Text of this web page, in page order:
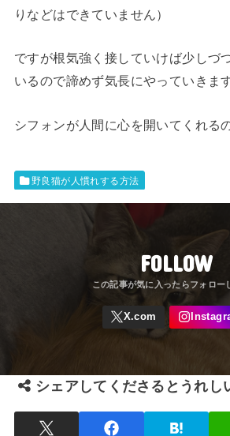
りなどはできていません）
ですが根気強く接していけば少しづ
いるので諦めず気長にやっていきま
シフォンが人間に心を開いてくれる
野良猫が人慣れする方法
FOLLOW
シェアしてくださるとうれし